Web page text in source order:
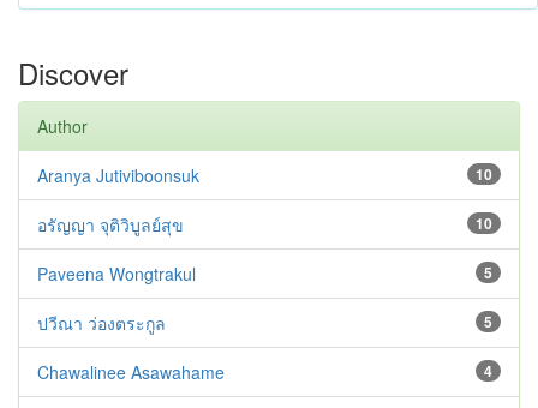
Discover
Author
10
Aranya Jutiviboonsuk
10
อรัญญา จุติวิบูลย์สุข
5
Paveena Wongtrakul
5
ปวีณา ว่องตระกูล
4
Chawalinee Asawahame